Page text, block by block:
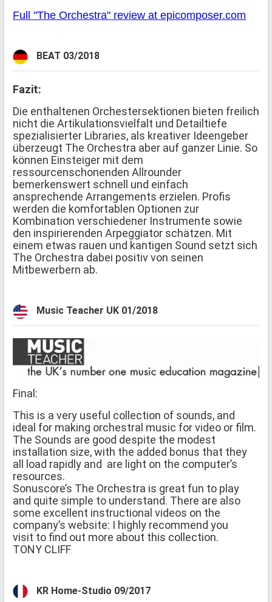
Full "The Orchestra" review at epicomposer.com
BEAT 03/2018
Fazit:
Die enthaltenen Orchestersektionen bieten freilich
nicht die Artikulationsvielfalt und Detailtiefe
spezialisierter Libraries, als kreativer Ideengeber
überzeugt The Orchestra aber auf ganzer Linie. So
können Einsteiger mit dem
ressourcenschonenden Allrounder
bemerkenswert schnell und einfach
ansprechende Arrangements erzielen. Profis
werden die komfortablen Optionen zur
Kombination verschiedener Instrumente sowie
den inspirierenden Arpeggiator schätzen. Mit
einem etwas rauen und kantigen Sound setzt sich
The Orchestra dabei positiv von seinen
Mitbewerbern ab.
Music Teacher UK 01/2018
Final:
This is a very useful collection of sounds, and
ideal for making orchestral music for video or film.
The Sounds are good despite the modest
installation size, with the added bonus that they
all load rapidly and are light on the computer’s
resources.
Sonuscore’s The Orchestra is great fun to play
and quite simple to understand. There are also
some excellent instructional videos on the
company’s website: I highly recommend you
visit to find out more about this collection.
TONY CLIFF
KR Home-Studio 09/2017